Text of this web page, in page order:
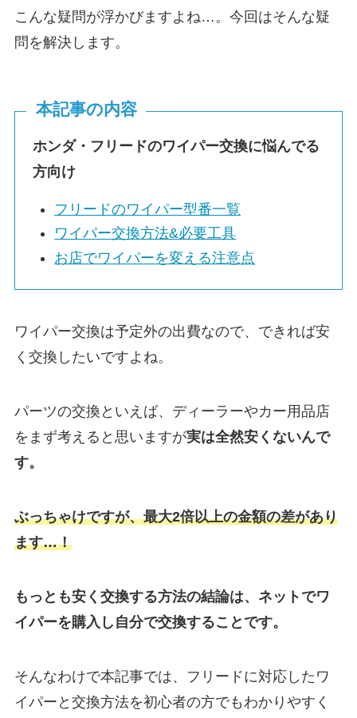
こんな疑問が浮かびますよね…。今回はそんな疑
問を解決します。
本記事の内容
ホンダ・ フリードのワイパー交換に悩んでる
方向け
フリードのワイパー型番一覧
ワイパー交換方法&必要工具
お店でワイパーを変える注意点
ワイパー交換は予定外の出費なので、できれば安
く交換したいですよね。
パーツの交換といえば、ディーラーやカー用品店
をまず考えると思いますが実は全然安くないんで
す。
ぶっちゃけですが、最大2倍以上の金額の差があり
ます…！
もっとも安く交換する方法の結論は、ネットでワ
イパーを購入し自分で交換することです。
そんなわけで本記事では、 フリードに対応したワ
イパーと交換方法を初心者の方でもわかりやすく